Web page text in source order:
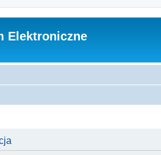
Elektroniczne